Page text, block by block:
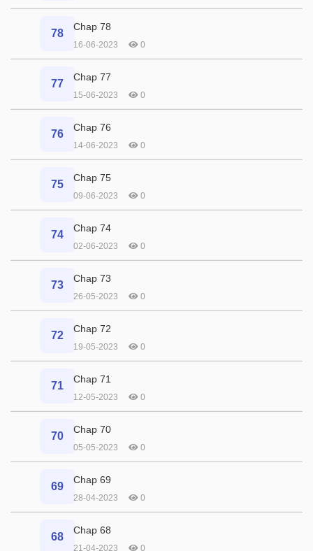
78
Chap 78
16-06-2023 0
77
Chap 77
15-06-2023 0
76
Chap 76
14-06-2023 0
75
Chap 75
09-06-2023 0
74
Chap 74
02-06-2023 0
73
Chap 73
26-05-2023 0
72
Chap 72
19-05-2023 0
71
Chap 71
12-05-2023 0
70
Chap 70
05-05-2023 0
69
Chap 69
28-04-2023 0
68
Chap 68
21-04-2023 0